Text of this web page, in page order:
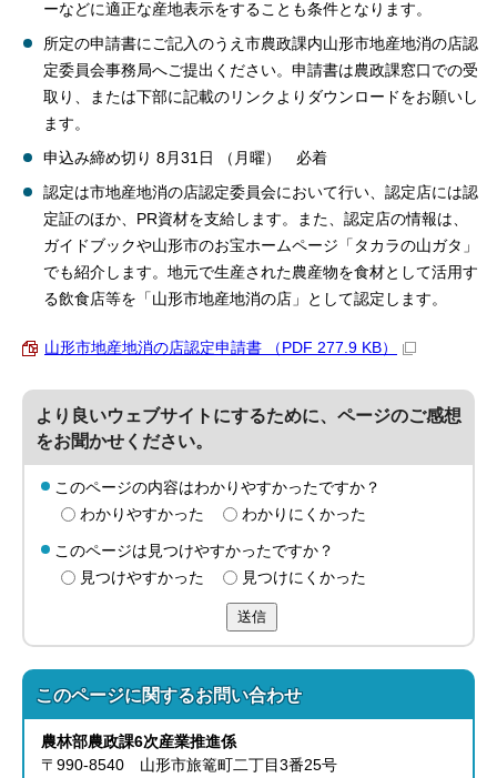
ーなどに適正な産地表示をすることも条件となります。
所定の申請書にご記入のうえ市農政課内山形市地産地消の店認
定委員会事務局へご提出ください。申請書は農政課窓口での受
取り、または下部に記載のリンクよりダウンロードをお願いし
ます。
申込み締め切り 8月31日 （月曜） 必着
認定は市地産地消の店認定委員会において行い、認定店には認
定証のほか、PR資材を支給します。また、認定店の情報は、
ガイドブックや山形市のお宝ホームページ「タカラの山ガタ」
でも紹介します。地元で生産された農産物を食材として活用す
る飲食店等を「山形市地産地消の店」として認定します。
山形市地産地消の店認定申請書 （PDF 277.9 KB）
より良いウェブサイトにするために、ページのご感想
をお聞かせください。
このページの内容はわかりやすかったですか？
わかりやすかった
わかりにくかった
このページは見つけやすかったですか？
見つけやすかった
見つけにくかった
送信
このページに関するお問い合わせ
農林部農政課6次産業推進係
〒990-8540 山形市旅篭町二丁目3番25号